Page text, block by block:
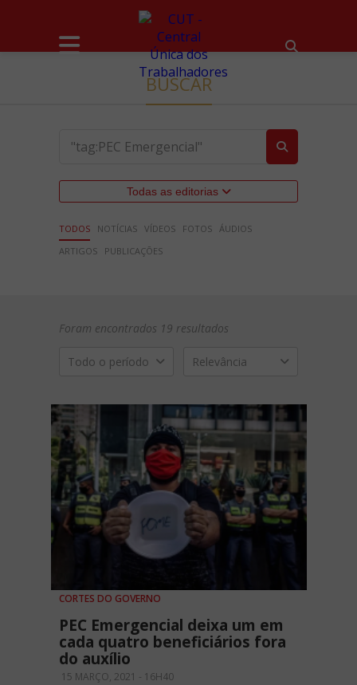
BUSCAR
Todas as editorias
TODOS NOTÍCIAS VÍDEOS FOTOS ÁUDIOS
ARTIGOS
PUBLICAÇÕES
Foram encontrados 19 resultados
Todo o período Relevância
CORTES DO GOVERNO
PEC Emergencial deixa um em
cada quatro beneficiários fora
do auxílio
15 MARÇO, 2021 - 16H40